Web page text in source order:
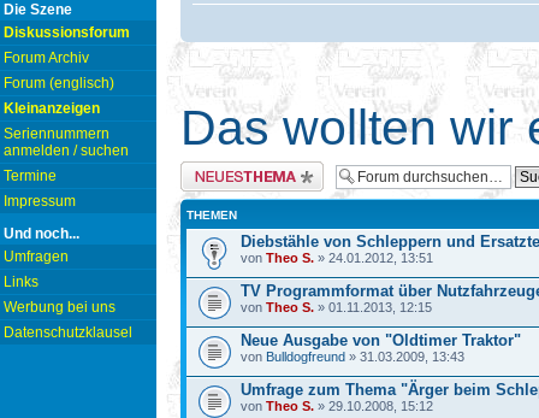
Die Szene
Diskussionsforum
Forum Archiv
Forum (englisch)
Kleinanzeigen
Seriennummern
anmelden / suchen
Termine
Impressum
Und noch...
Umfragen
Links
Werbung bei uns
Datenschutzklausel
Das wollten wir
Neues Thema erstellen
THEMEN
Diebstähle von Schleppern und
von Theo S. » 24.01.2012, 13:51
TV Programmformat über
von Theo S. » 01.11.2013, 12:15
Neue Ausgabe von "Oldtimer Traktor"
von Bulldogfreund » 31.03.2009, 13:43
Umfrage zum Thema "Ärger beim
von Theo S. » 29.10.2008, 15:12